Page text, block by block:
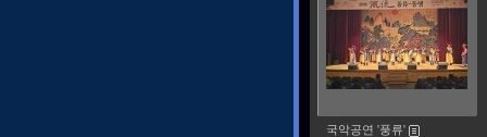
국악공연 '풍류'